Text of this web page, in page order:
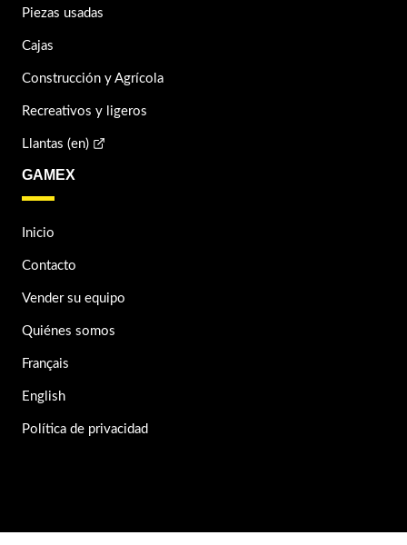
Piezas usadas
Cajas
Construcción y Agrícola
Recreativos y ligeros
Llantas (en)
GAMEX
Inicio
Contacto
Vender su equipo
Quiénes somos
Français
English
Política de privacidad